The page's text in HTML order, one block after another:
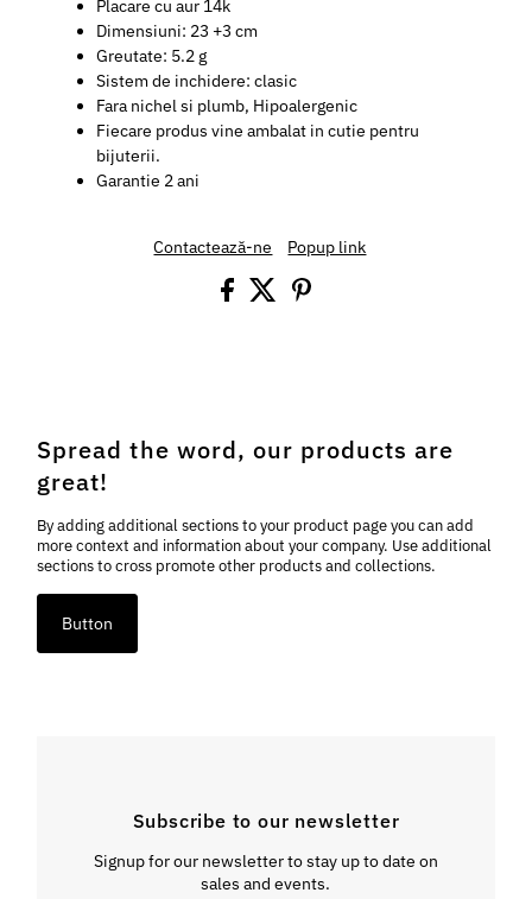
Placare cu aur 14k
Dimensiuni: 23 +3 cm
Greutate: 5.2 g
Sistem de inchidere: clasic
Fara nichel si plumb, Hipoalergenic
Fiecare produs vine ambalat in cutie pentru
bijuterii.
Garantie 2 ani
Contactează-ne Popup link
Spread the word, our products are
great!
By adding additional sections to your product page you can add
more context and information about your company. Use additional
sections to cross promote other products and collections.
Button
Subscribe to our newsletter
Signup for our newsletter to stay up to date on
sales and events.